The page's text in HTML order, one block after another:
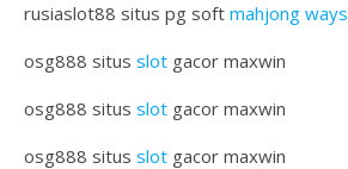
rusiaslot88 situs pg soft mahjong ways
osg888 situs slot gacor maxwin
osg888 situs slot gacor maxwin
osg888 situs slot gacor maxwin